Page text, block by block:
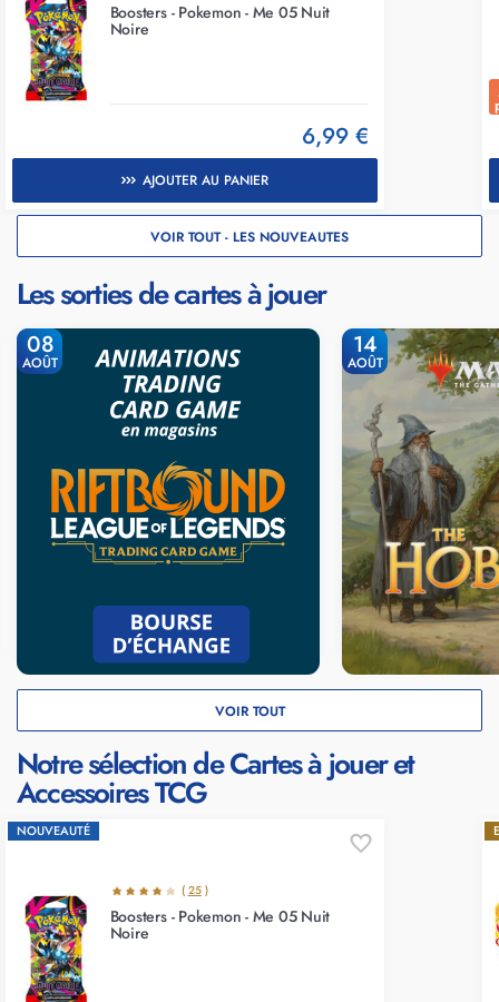
Boosters - Pokemon - Me 05 Nuit
Noire
6,99 €
AJOUTER AU PANIER
VOIR TOUT - LES NOUVEAUTES
Les sorties de cartes à jouer
08
AOÛT
14
AOÛT
VOIR TOUT
Notre sélection de Cartes à jouer et
Accessoires TCG
NOUVEAUTÉ
( 25 )
Boosters - Pokemon - Me 05 Nuit
Noire